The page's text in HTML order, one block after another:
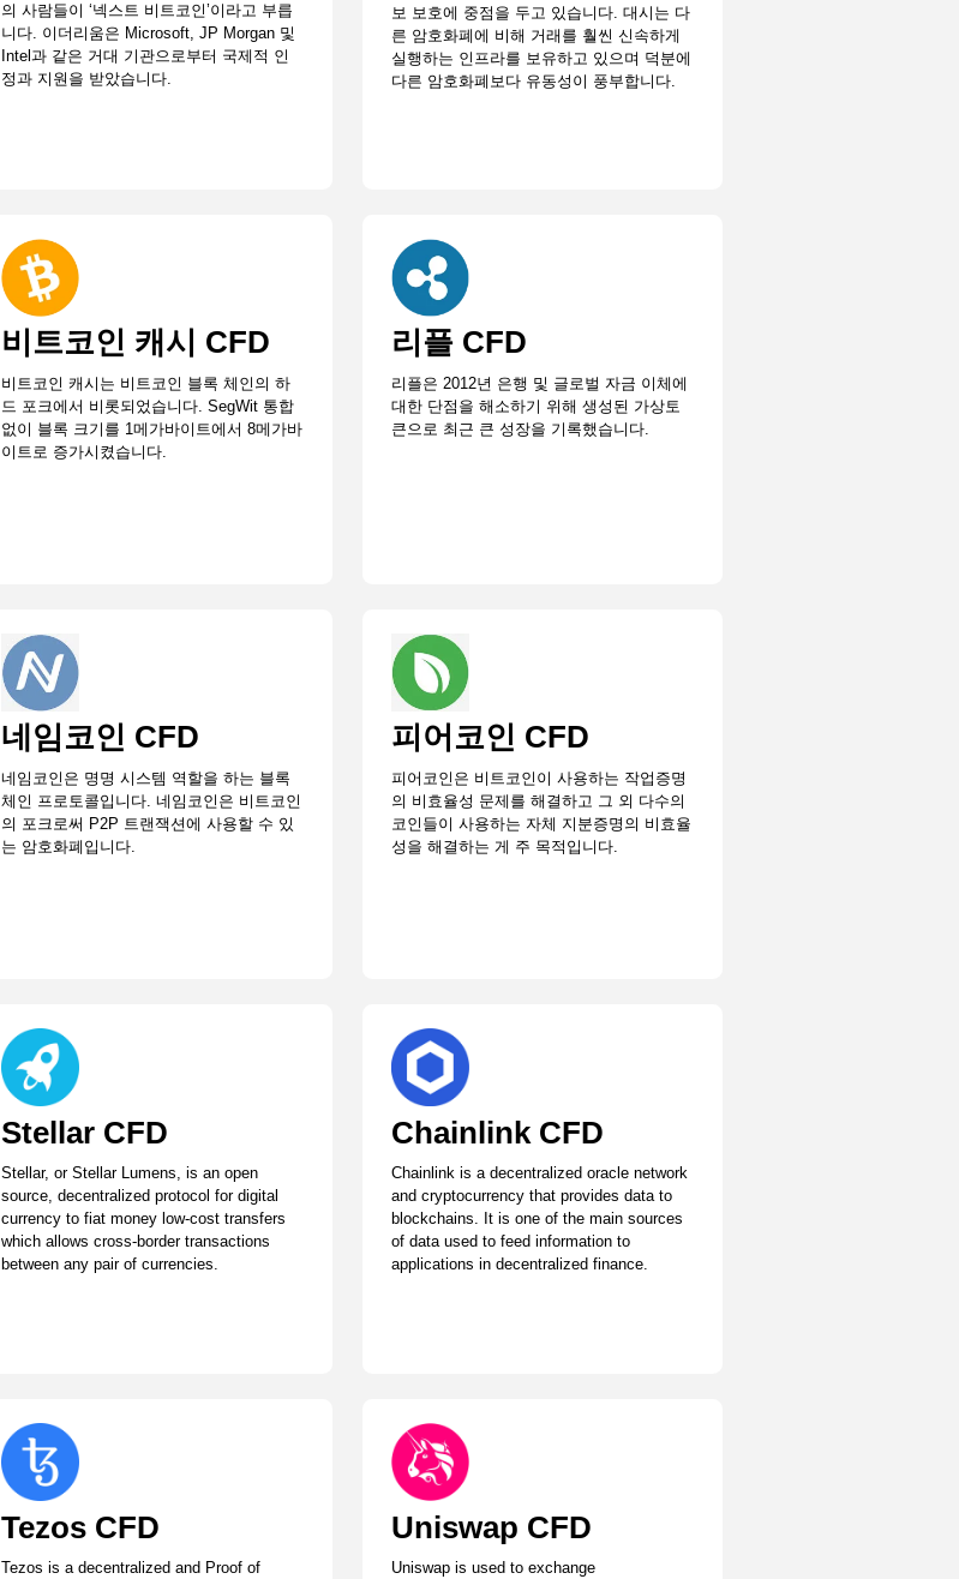
의 사람들이 ‘넥스트 비트코인’이라고 부릅
니다. 이더리움은 Microsoft, JP Morgan 및
Intel과 같은 거대 기관으로부터 국제적 인
정과 지원을 받았습니다.
보 보호에 중점을 두고 있습니다. 대시는 다
른 암호화폐에 비해 거래를 훨씬 신속하게
실행하는 인프라를 보유하고 있으며 덕분에
다른 암호화폐보다 유동성이 풍부합니다.
비트코인 캐시 CFD
비트코인 캐시는 비트코인 블록 체인의 하
드 포크에서 비롯되었습니다. SegWit 통합
없이 블록 크기를 1메가바이트에서 8메가바
이트로 증가시켰습니다.
리플 CFD
리플은 2012년 은행 및 글로벌 자금 이체에
대한 단점을 해소하기 위해 생성된 가상토
큰으로 최근 큰 성장을 기록했습니다.
네임코인 CFD
네임코인은 명명 시스템 역할을 하는 블록
체인 프로토콜입니다. 네임코인은 비트코인
의 포크로써 P2P 트랜잭션에 사용할 수 있
는 암호화폐입니다.
피어코인 CFD
피어코인은 비트코인이 사용하는 작업증명
의 비효율성 문제를 해결하고 그 외 다수의
코인들이 사용하는 자체 지분증명의 비효율
성을 해결하는 게 주 목적입니다.
Stellar CFD
Stellar, or Stellar Lumens, is an open
source, decentralized protocol for digital
currency to fiat money low-cost transfers
which allows cross-border transactions
between any pair of currencies.
Chainlink CFD
Chainlink is a decentralized oracle network
and cryptocurrency that provides data to
blockchains. It is one of the main sources
of data used to feed information to
applications in decentralized finance.
Tezos CFD
Tezos is a decentralized and Proof of
Uniswap CFD
Uniswap is used to exchange